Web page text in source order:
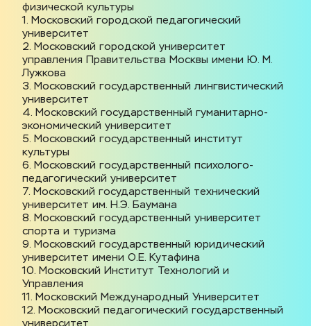
физической культуры
1. Московский городской педагогический
университет
2. Московский городской университет
управления Правительства Москвы имени Ю. М.
Лужкова
3. Московский государственный лингвистический
университет
4. Московский государственный гуманитарно-
экономический университет
5. Московский государственный институт
культуры
6. Московский государственный психолого-
педагогический университет
7. Московский государственный технический
университет им. Н.Э. Баумана
8. Московский государственный университет
спорта и туризма
9. Московский государственный юридический
университет имени О.Е. Кутафина
10. Московский Институт Технологий и
Управления
11. Московский Международный Университет
12. Московский педагогический государственный
университет